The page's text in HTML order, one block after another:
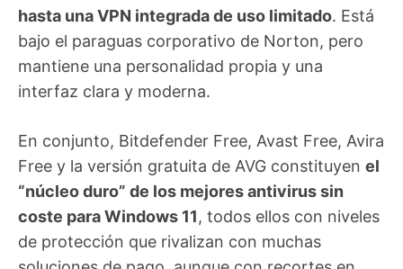
hasta una VPN integrada de uso limitado. Está
bajo el paraguas corporativo de Norton, pero
mantiene una personalidad propia y una
interfaz clara y moderna.
En conjunto, Bitdefender Free, Avast Free, Avira
Free y la versión gratuita de AVG constituyen el
“núcleo duro” de los mejores antivirus sin
coste para Windows 11, todos ellos con niveles
de protección que rivalizan con muchas